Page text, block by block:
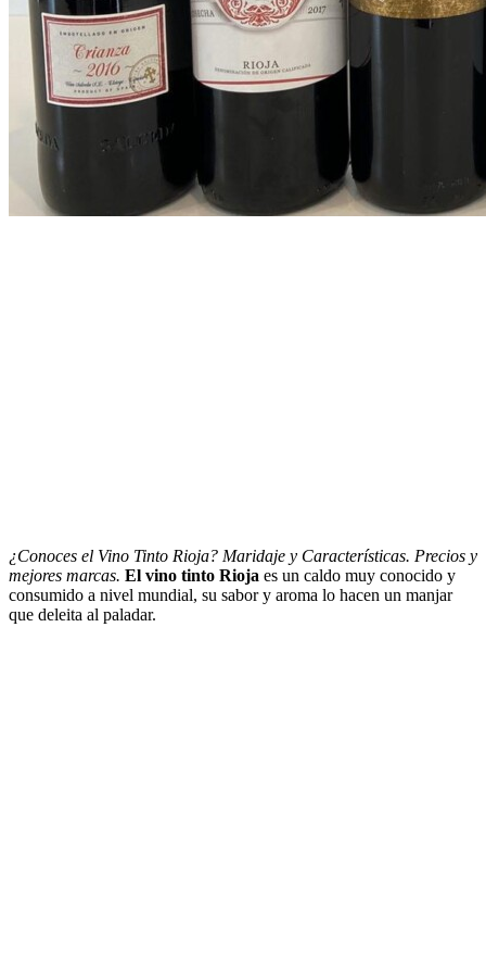
¿Conoces el Vino Tinto Rioja? Maridaje y Características. Precios y
mejores marcas. El vino tinto Rioja es un caldo muy conocido y
consumido a nivel mundial, su sabor y aroma lo hacen un manjar
que deleita al paladar.